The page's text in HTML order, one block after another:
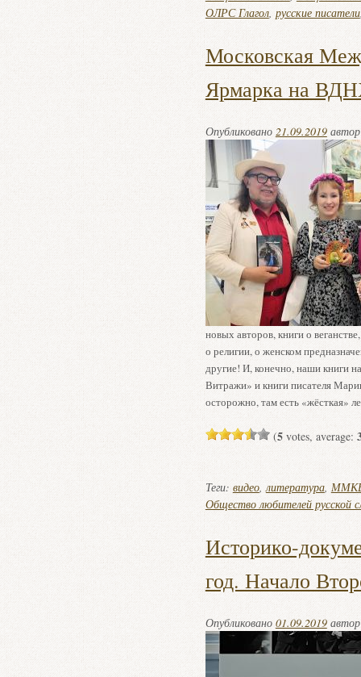
ОЛРС Глагол, русские писатели
Московская
Ярмарка на
Опубликовано 21.09.2019
новых авторов, книги о
о религии, о женском
другие! И, конечно, наши книги
Витражи» и книги писателя
осторожно, там есть «жёсткая»
(5votes, average:
Теги: видео,литература,
Общество любителей русской
Историко-
год. Начало
Опубликовано 01.09.2019